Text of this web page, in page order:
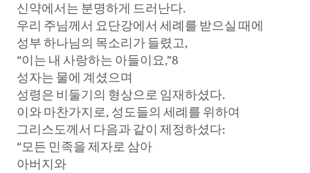
신약에서는 분명하게 드러난다.
우리 주님께서 요단강에서 세례를 받으실 때에
성부 하나님의 목소리가 들렸고,
“이는 내 사랑하는 아들이요,”8
성자는 물에 계셨으며
성령은 비둘기의 형상으로 임재하셨다.
이와 마찬가지로, 성도들의 세례를 위하여
그리스도께서 다음과 같이 제정하셨다:
“모든 민족을 제자로 삼아
아버지와